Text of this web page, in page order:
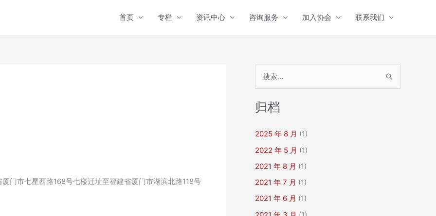
首页 专栏 资讯中心 咨询服务 加入协会 联系我们
门市七星西路168号七楼迁址至福建省厦门市湖滨北路118号
：
归档
2025 年 8 月 (1)
2022 年 5 月 (1)
2021 年 8 月 (1)
2021 年 7 月 (1)
2021 年 6 月 (1)